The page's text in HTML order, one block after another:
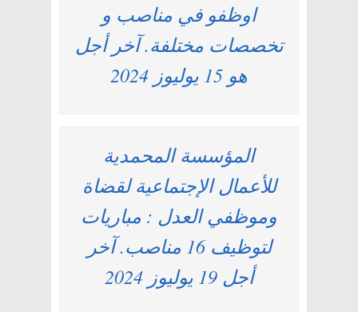
اوظفو في مناصب و
تخصصات مختلفة. آخر أجل
هو 15 يوليوز 2024
المؤسسة المحمدية
للأعمال الإجتماعية لقضاة
وموظفي العدل : مباريات
لتوظيف 16 مناصب. آخر
أجل 19 يوليوز 2024